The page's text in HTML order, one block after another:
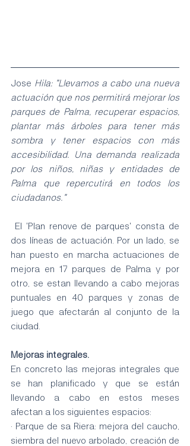
Jose Hila: "Llevamos a cabo una nueva
actuación que nos permitirá mejorar los
parques de Palma, recuperar espacios,
plantar más árboles para tener más
sombra y tener espacios con más
accesibilidad. Una demanda realizada
por los niños, niñas y entidades de
Palma que repercutirá en todos los
ciudadanos."
dos líneas de actuación. Por un lado, se
han puesto en marcha actuaciones de
mejora en 17 parques de Palma y por
otro, se estan llevando a cabo mejoras
puntuales en 40 parques y zonas de
juego que afectarán al conjunto de la
ciudad.
Mejoras integrales.
En concreto las mejoras integrales que
se han planificado y que se están
llevando a cabo en estos meses
afectan a los siguientes espacios:
· Parque de sa Riera: mejora del caucho,
siembra del nuevo arbolado, creación de